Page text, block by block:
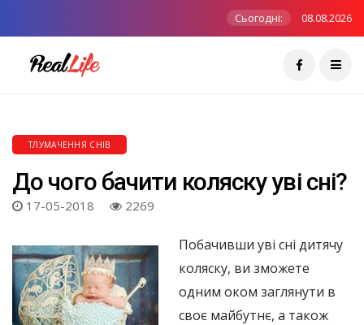
Сьогодні: 08.08.2026
ТЛУМАЧЕННЯ СНІВ
До чого бачити коляску уві сні?
17-05-2018 2269
Побачивши уві сні дитячу
коляску, ви зможете
одним оком заглянути в
своє майбутнє, а також